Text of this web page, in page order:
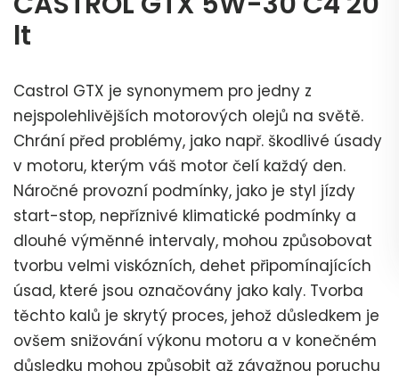
lt
Castrol GTX je synonymem pro jedny z
nejspolehlivějších motorových olejů na světě.
Chrání před problémy, jako např. škodlivé úsady
v motoru, kterým váš motor čelí každý den.
Náročné provozní podmínky, jako je styl jízdy
start-stop, nepříznivé klimatické podmínky a
dlouhé výměnné intervaly, mohou způsobovat
tvorbu velmi viskózních, dehet připomínajících
úsad, které jsou označovány jako kaly. Tvorba
těchto kalů je skrytý proces, jehož důsledkem je
ovšem snižování výkonu motoru a v konečném
důsledku mohou způsobit až závažnou poruchu